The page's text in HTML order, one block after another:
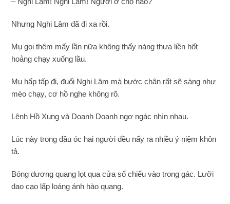
Nhưng Nghi Lâm đã đi xa rồi.
Mụ gọi thêm mấy lần nữa không thấy nàng thưa liền hốt
hoảng chạy xuống lầu.
Mụ hấp tấp đi, đuổi Nghi Lâm mà bước chân rất sẽ sàng như
mèo chạy, cơ hồ nghe không rõ.
Lệnh Hồ Xung và Doanh Doanh ngơ ngác nhìn nhau.
Lúc này trong đầu óc hai người đều nẩy ra nhiều ý niệm khôn
tả.
Bóng dương quang lọt qua cửa sổ chiếu vào trong gác. Lưỡi
dao cạo lấp loáng ánh hào quang.